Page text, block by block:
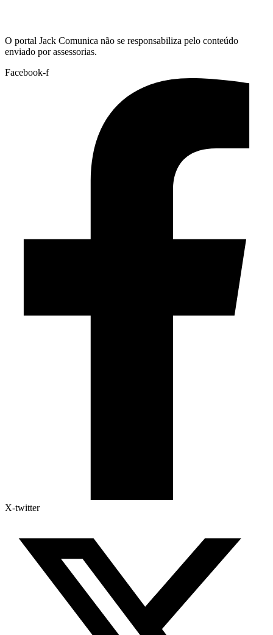
O portal Jack Comunica não se responsabiliza pelo conteúdo
enviado por assessorias.
Facebook-f
X-twitter